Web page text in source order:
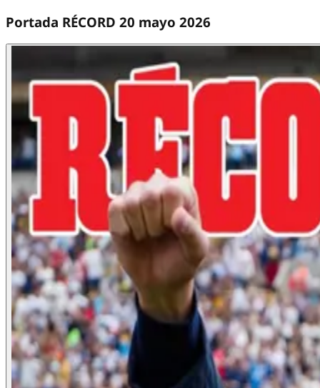
Portada RÉCORD 20 mayo 2026